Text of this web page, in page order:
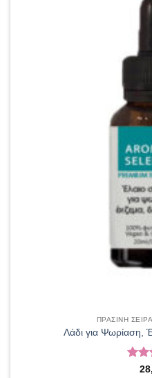
ΠΡΑΣΙΝΗ
Λάδι για Ψωρίαση,